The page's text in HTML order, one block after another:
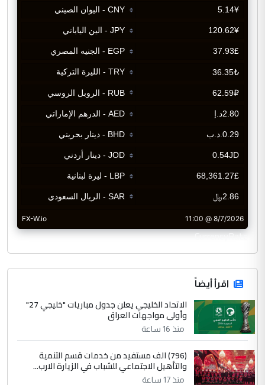
CurrencyRate
اقرأ أيضاً
الاتحاد الخليجي يعلن جدول مباريات "خليجي 27"
وأولى مواجهات العراق
منذ 16 ساعة
(796) الف مستفيد من خدمات قسم التنمية
والتأهيل الاجتماعي للشباب في الزيارة الارب...
منذ 17 ساعة